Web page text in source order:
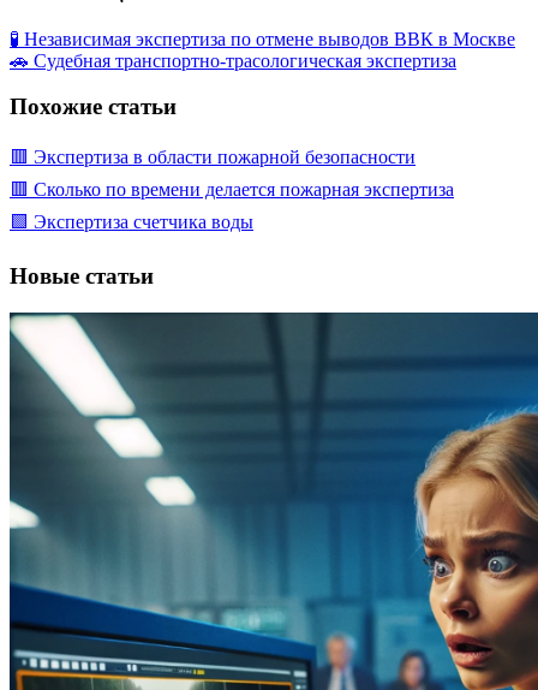
🧪 Независимая экспертиза по отмене выводов ВВК в Москве
🚗 Судебная транспортно-трасологическая экспертиза
Похожие статьи
🟥 Экспертиза в области пожарной безопасности
🟥 Сколько по времени делается пожарная экспертиза
🟩 Экспертиза счетчика воды
Новые статьи